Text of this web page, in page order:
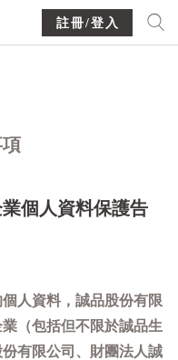
註冊/登入
個人資料保護告
人資料，誠品股份有限
（包括但不限於誠品生
有限公司、財團法人誠